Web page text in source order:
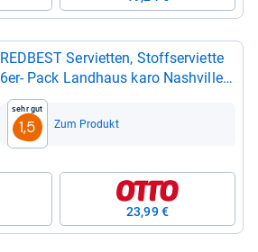
RED­BEST Ser­vi­et­ten, Stoffs­er­vi­ette
6er-​ Pack Land­haus karo Nas­h­ville
rot Größe 50x50 cm
Sehr gut
1,5 Zum Produkt
23,99 €